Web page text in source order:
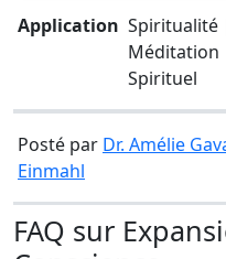
Application Spiritualité
Méditation
Spirituel
Posté par Dr. Amélie
Einmahl
FAQ sur